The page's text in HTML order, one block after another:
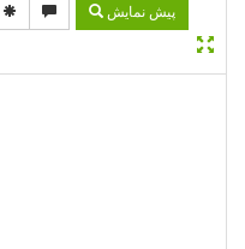
پیش نمایش